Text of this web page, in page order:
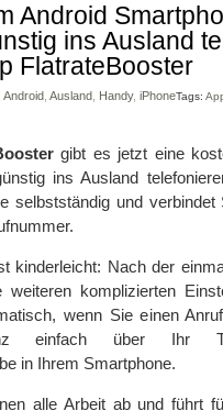
Android
ins Ausland
FlatrateBooster
Tags:
Android Ausland Handy, iPhone
gibt es jetzt eine
ins Ausland
selbstständig und
kinderleicht: Nach der
weiteren komplizierten
wenn Sie einen
einfach über Ihr
in Ihrem Smartphone.
alle Arbeit ab und führt